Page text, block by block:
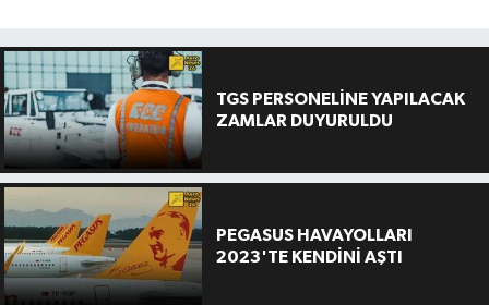
TGS PERSONELİNE YAPILACAK
ZAMLAR DUYURULDU
PEGASUS HAVAYOLLARI
2023'TE KENDİNİ AŞTI